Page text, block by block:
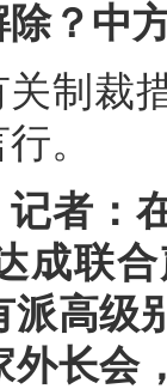
？中
制裁
。
记者：
成联
派高级
外长会